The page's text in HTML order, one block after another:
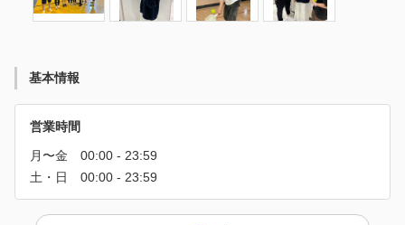
基本情報
営業時間